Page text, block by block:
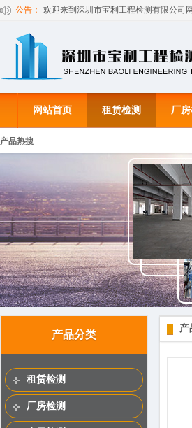
公告： 欢迎来到深圳市宝利工程检测有限公司
网站首页 租赁检测 厂
产品热搜
产品分类
租赁检测
厂房检测
产